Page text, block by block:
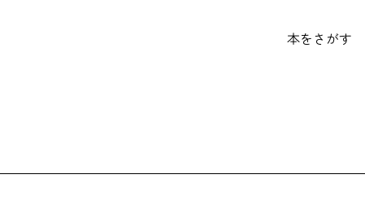
本をさがす